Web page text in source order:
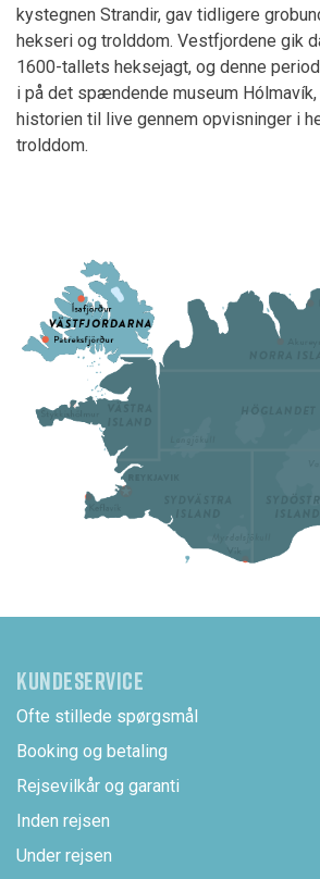
kystegnen Strandir, gav tidligere
hekseri og trolddom. Vestfjordene gik
1600-tallets heksejagt, og denne
i på det spændende museum Hólmavík,
historien til live gennem opvisninger i
trolddom.
KUNDESERVICE
Ofte stillede spørgsmål
Booking og betaling
Rejsevilkår og garanti
Inden rejsen
Under rejsen